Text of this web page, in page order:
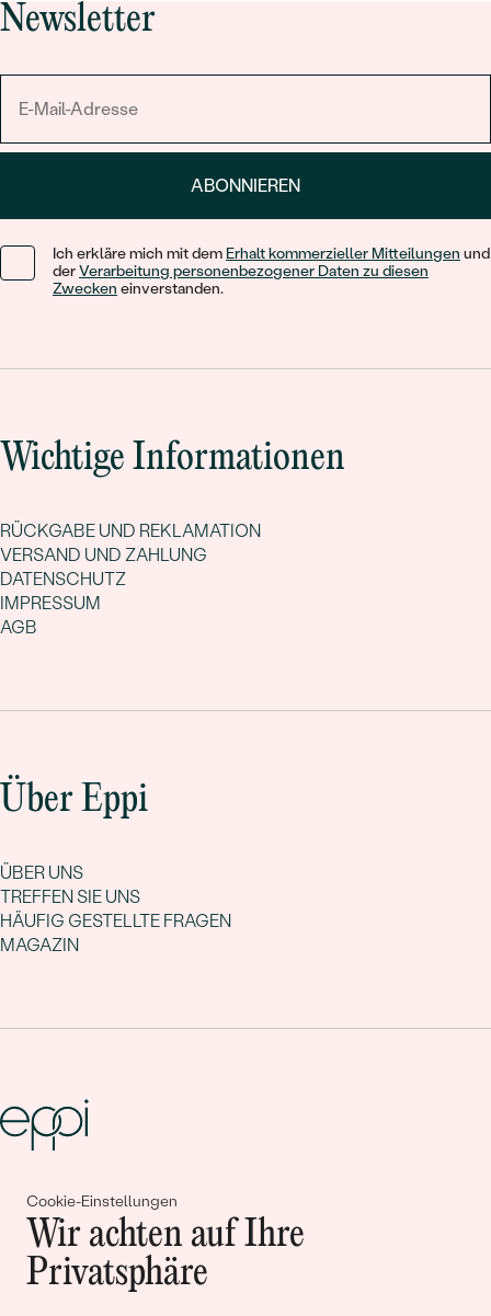
Cookie-Einstellungen
Wir achten auf Ihre
Privatsphäre
Newsletter
ABONNIEREN
Ich erkläre mich mit dem Erhalt kommerzieller Mitteilungen und
derVerarbeitung personenbezogener Daten zu diesen
Zwecken einverstanden.
Wichtige Informationen
RÜCKGABE UND REKLAMATION
VERSAND UND ZAHLUNG
DATENSCHUTZ
IMPRESSUM
AGB
Über Eppi
ÜBER UNS
TREFFEN SIE UNS
HÄUFIG GESTELLTE FRAGEN
MAGAZIN
Gemeinsam erschaffen wir
Geschichten von Schönheit und
Liebe